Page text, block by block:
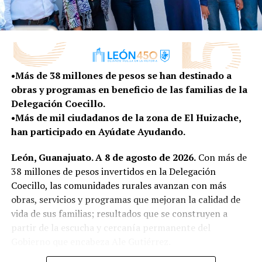
absolutamente de todos”, reiteró.
Actualmente, la CONAMM está conformada por la
Asociación Nacional de Alcaldes (ANAC), Asociación de
Autoridades Locales de México (AALMAC) y la
Federación Nacional de Municipios de México
(FENAMM).
Durante la ceremonia oficial en la que también participó
el gobernador de Tabasco, Carlos Manuel Merino
Campos, el alcalde de Macuspana, Tabasco, Julio
Ernesto Gutiérrez Bocanegra, fue designado presidente
de la CONAMM y Paola Angón Silva, presidenta
municipal de San Pedro Cholula, Puebla, como
vicepresidenta.
En esta reunión también participaron el presidente
•Más de 38 millones de pesos se han destinado a
obras y programas en beneficio de las familias de la
Delegación Coecillo.
•Más de mil ciudadanos de la zona de El Huizache,
han participado en Ayúdate Ayudando.
León, Guanajuato. A 8 de agosto de 2026.Con más de
38 millones de pesos invertidos en la Delegación
Coecillo, las comunidades rurales avanzan con más
obras, servicios y programas que mejoran la calidad de
vida de sus familias; resultados que se construyen a
partir de la escucha y cercanía permanente del